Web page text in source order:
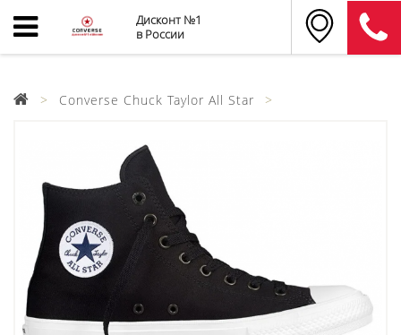
Дисконт №1
в России
Converse Chuck Taylor All Star